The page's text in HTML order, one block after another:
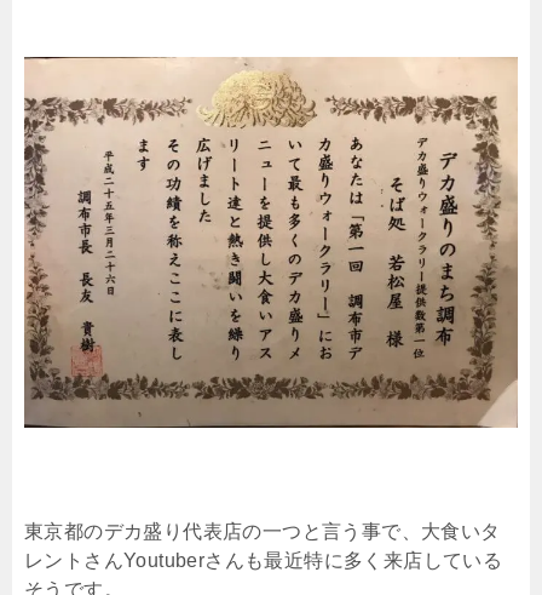
東京都のデカ盛り代表店の一つと言う事で、大食いタ
レントさんYoutuberさんも最近特に多く来店している
そうです。